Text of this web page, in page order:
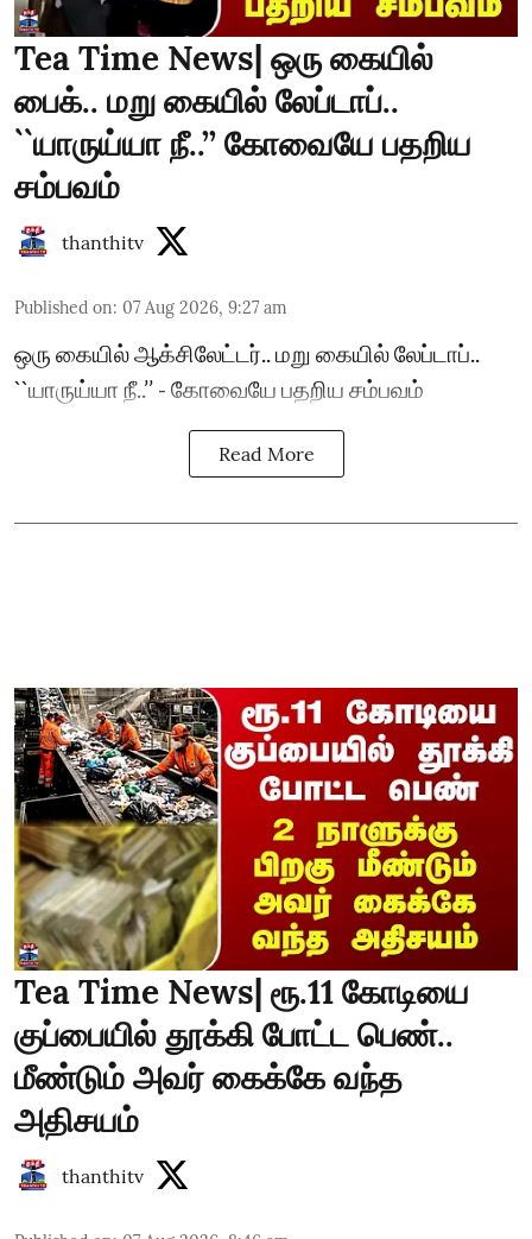
Tea Time News| ஒரு கையில்
பைக்.. மறு கையில் லேப்டாப்..
``யாருய்யா நீ..’’ கோவையே பதறிய
சம்பவம்
thanthitv
Published on: 07 Aug 2026, 9:27 am
ஒரு கையில் ஆக்சிலேட்டர்.. மறு கையில் லேப்டாப்..
``யாருய்யா நீ..’’ - கோவையே பதறிய சம்பவம்
Read More
Tea Time News| ரூ.11 கோடியை
குப்பையில் தூக்கி போட்ட பெண்..
மீண்டும் அவர் கைக்கே வந்த
அதிசயம்
thanthitv